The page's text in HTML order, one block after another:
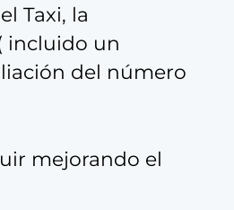
Taxi, la
incluido un
del número
mejorando el